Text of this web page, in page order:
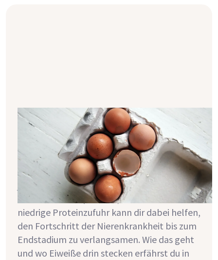
Welche Lebensmittel enthalten
wieviel Eiweiß?
Aktuelle Leitlinien empfehlen bei
bestehender Nierenkrankheit eine
proteinarme Ernährung. Dafür musst du
jedoch zuerst einmal verstehen, wo genau
wie viel Protein (=Eiweiß) drinsteckt. Eine
niedrige Proteinzufuhr kann dir dabei helfen,
den Fortschritt der Nierenkrankheit bis zum
Endstadium zu verlangsamen. Wie das geht
und wo Eiweiße drin stecken erfährst du in